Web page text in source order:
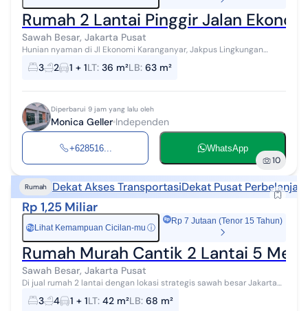
Rumah 2 Lantai Pinggir Jalan
Sawah Besar, Jakarta Pusat
Hunian nyaman di Jl Ekonomi Karanganyar, Jakpus Lingkungan
strategis Jalan masuk besar Dekat RS Husada, stasiun, halte
transjakarta, pusat perbela...
3 2 1 + 1LT: 36 m²LB: 63 m²
Diperbarui 9 jam yang lalu oleh
Monica Geller Independen
+628516... WhatsApp
10
Rumah Dekat Akses TransportasiDekat Pusat
Rp 1,25 Miliar
Rp Lihat Kemampuan Cicilan-mu ⓘ
Rp 7 Jutaan (Tenor 15 Tahun)
Rumah Murah Cantik 2 Lantai 5
Sawah Besar, Jakarta Pusat
Di jual rumah 2 lantai dengan lokasi strategis sawah besar Jakarta
pusat Lokasi dekat dengan *Stasiun sawah besar *Ruko karang
banyak *Rs huda...
3 4 1 + 1LT: 42 m²LB: 68 m²